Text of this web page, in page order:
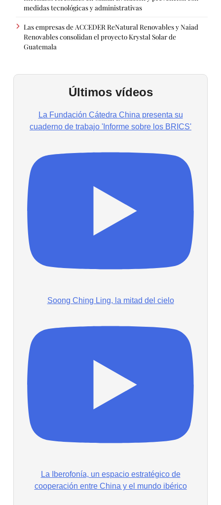
medidas tecnológicas y administrativas
Las empresas de ACCEDER ReNatural Renovables y Naiad
Renovables consolidan el proyecto Krystal Solar de
Guatemala
Últimos vídeos
La Fundación Cátedra China presenta su
cuaderno de trabajo 'Informe sobre los BRICS'
Soong Ching Ling, la mitad del cielo
La Iberofonía, un espacio estratégico de
cooperación entre China y el mundo ibérico